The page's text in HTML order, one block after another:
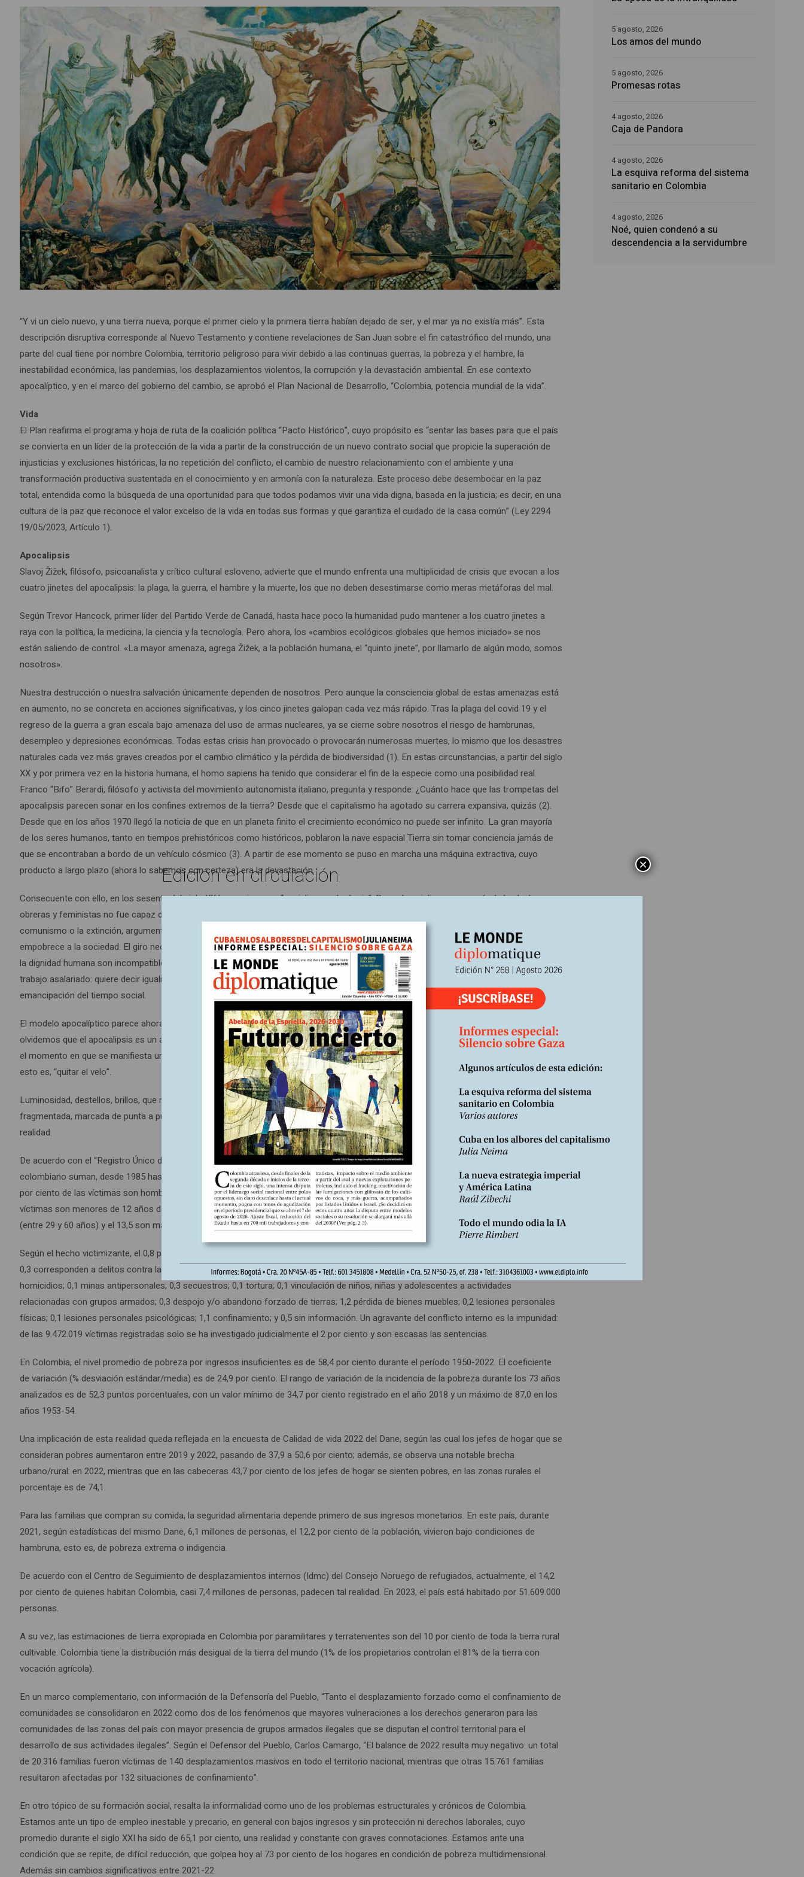
“Y vi un cielo nuevo, y una tierra nueva, porque el primer cielo y la primera tierra habían dejado de ser, y el mar ya no existía más”. Esta
descripción disruptiva corresponde al Nuevo Testamento y contiene revelaciones de San Juan sobre el fin catastrófico del mundo, una
parte del cual tiene por nombre Colombia, territorio peligroso para vivir debido a las continuas guerras, la pobreza y el hambre, la
inestabilidad económica, las pandemias, los desplazamientos violentos, la corrupción y la devastación ambiental. En ese contexto
apocalíptico, y en el marco del gobierno del cambio, se aprobó el Plan Nacional de Desarrollo, “Colombia, potencia mundial de la vida”.
Vida
El Plan reafirma el programa y hoja de ruta de la coalición política “Pacto Histórico”, cuyo propósito es “sentar las bases para que el país
se convierta en un líder de la protección de la vida a partir de la construcción de un nuevo contrato social que propicie la superación de
injusticias y exclusiones históricas, la no repetición del conflicto, el cambio de nuestro relacionamiento con el ambiente y una
transformación productiva sustentada en el conocimiento y en armonía con la naturaleza. Este proceso debe desembocar en la paz
total, entendida como la búsqueda de una oportunidad para que todos podamos vivir una vida digna, basada en la justicia; es decir, en una
cultura de la paz que reconoce el valor excelso de la vida en todas sus formas y que garantiza el cuidado de la casa común” (Ley 2294
19/05/2023, Artículo 1).
Apocalipsis
Slavoj Žižek, filósofo, psicoanalista y crítico cultural esloveno, advierte que el mundo enfrenta una multiplicidad de crisis que evocan a los
cuatro jinetes del apocalipsis: la plaga, la guerra, el hambre y la muerte, los que no deben desestimarse como meras metáforas del mal.
Según Trevor Hancock, primer líder del Partido Verde de Canadá, hasta hace poco la humanidad pudo mantener a los cuatro jinetes a
raya con la política, la medicina, la ciencia y la tecnología. Pero ahora, los «cambios ecológicos globales que hemos iniciado» se nos
están saliendo de control. «La mayor amenaza, agrega Žižek, a la población humana, el “quinto jinete”, por llamarlo de algún modo, somos
nosotros».
Nuestra destrucción o nuestra salvación únicamente dependen de nosotros. Pero aunque la consciencia global de estas amenazas está
en aumento, no se concreta en acciones significativas, y los cinco jinetes galopan cada vez más rápido. Tras la plaga del covid 19 y el
regreso de la guerra a gran escala bajo amenaza del uso de armas nucleares, ya se cierne sobre nosotros el riesgo de hambrunas,
desempleo y depresiones económicas. Todas estas crisis han provocado o provocarán numerosas muertes, lo mismo que los desastres
naturales cada vez más graves creados por el cambio climático y la pérdida de biodiversidad (1). En estas circunstancias, a partir del siglo
XX y por primera vez en la historia humana, el homo sapiens ha tenido que considerar el fin de la especie como una posibilidad real.
Franco “Bifo” Berardi, filósofo y activista del movimiento autonomista italiano, pregunta y responde: ¿Cuánto hace que las trompetas del
apocalipsis parecen sonar en los confines extremos de la tierra? Desde que el capitalismo ha agotado su carrera expansiva, quizás (2).
Desde que en los años 1970 llegó la noticia de que en un planeta finito el crecimiento económico no puede ser infinito. La gran mayoría
de los seres humanos, tanto en tiempos prehistóricos como históricos, poblaron la nave espacial Tierra sin tomar conciencia jamás de
que se encontraban a bordo de un vehículo cósmico (3). A partir de ese momento se puso en marcha una máquina extractiva, cuyo
producto a largo plazo (ahora lo sabemos con certeza) era la devastación.
Consecuente con ello, en los sesenta del siglo XX la consigna era “socialismo o barbarie”. Pero el socialismo que nacía de las luchas
obreras y feministas no fue capaz de consolidarse y la barbarie triunfó. Hoy enfrentamos la misma alternativa, solo que más radical: o el
comunismo o la extinción, argumenta el escritor y filósofo de Bolonia (4). El capitalismo explota y oprime al trabajo; la dinámica financiera
empobrece a la sociedad. El giro neoliberal transformó la vida en mercancía y todo lo tradujo en términos económicos. La democracia y
la dignidad humana son incompatibles con el capitalismo. Comunismo quiere decir erradicar la superstición de la acumulación y del
trabajo asalariado: quiere decir igualitarismo (de oportunidades, autorrealización y bienestar, influencia política y estatus social) y
emancipación del tiempo social.
El modelo apocalíptico parece ahora el más adecuado para describir el paisaje que nos rodea, desde varios puntos de vista. No
olvidemos que el apocalipsis es un acontecimiento que revela la racionalidad oculta del cosmos: el caos. Pero el apocalipsis es también
el momento en que se manifiesta una posibilidad encubierta. La palabra “Apocalipsis” viene del griego Apocçalupsis; significa “revelación”,
esto es, “quitar el velo”.
Luminosidad, destellos, brillos, que nos permiten atisbar que hoy lidiamos con un conflicto que tiene las características de una guerra civil
fragmentada, marcada de punta a punta por los efectos de la globalización financiera. Colombia no escapa a esta cruda y violenta
realidad.
De acuerdo con el “Registro Único de Víctimas RUV, el número de personas afectadas de manera directa por el conflicto armado
colombiano suman, desde 1985 hasta la fecha de corte 31/03/2023, un total de 9.472.019 (18,2% de la población). De este total, el 49,7
por ciento de las víctimas son hombres, el 50,2 mujeres y el 0,1 otras identidades de género. Según el ciclo vital, el 9,9 por ciento de las
víctimas son menores de 12 años de edad, el 11,3 son adolescentes, el 23,2 son jóvenes (entre 18 y 28 de edad), el 42,1 son adultos
(entre 29 y 60 años) y el 13,5 son mayores de 60 años de edad.
Según el hecho victimizante, el 0,8 por ciento son por actos terroristas/atentados/combates/enfrentamientos; el 5,6 por amenazas; el
0,3 corresponden a delitos contra la libertad y la integridad sexual; el 1,8 desaparición forzada; 77,5 desplazamiento forzado; 10,0
homicidios; 0,1 minas antipersonales; 0,3 secuestros; 0,1 tortura; 0,1 vinculación de niños, niñas y adolescentes a actividades
relacionadas con grupos armados; 0,3 despojo y/o abandono forzado de tierras; 1,2 pérdida de bienes muebles; 0,2 lesiones personales
físicas; 0,1 lesiones personales psicológicas; 1,1 confinamiento; y 0,5 sin información. Un agravante del conflicto interno es la impunidad:
de las 9.472.019 víctimas registradas solo se ha investigado judicialmente el 2 por ciento y son escasas las sentencias.
En Colombia, el nivel promedio de pobreza por ingresos insuficientes es de 58,4 por ciento durante el período 1950-2022. El coeficiente
de variación (% desviación estándar/media) es de 24,9 por ciento. El rango de variación de la incidencia de la pobreza durante los 73 años
analizados es de 52,3 puntos porcentuales, con un valor mínimo de 34,7 por ciento registrado en el año 2018 y un máximo de 87,0 en los
años 1953-54.
Una implicación de esta realidad queda reflejada en la encuesta de Calidad de vida 2022 del Dane, según las cual los jefes de hogar que se
consideran pobres aumentaron entre 2019 y 2022, pasando de 37,9 a 50,6 por ciento; además, se observa una notable brecha
urbano/rural: en 2022, mientras que en las cabeceras 43,7 por ciento de los jefes de hogar se sienten pobres, en las zonas rurales el
porcentaje es de 74,1.
Para las familias que compran su comida, la seguridad alimentaria depende primero de sus ingresos monetarios. En este país, durante
2021, según estadísticas del mismo Dane, 6,1 millones de personas, el 12,2 por ciento de la población, vivieron bajo condiciones de
hambruna, esto es, de pobreza extrema o indigencia.
De acuerdo con el Centro de Seguimiento de desplazamientos internos (Idmc) del Consejo Noruego de refugiados, actualmente, el 14,2
por ciento de quienes habitan Colombia, casi 7,4 millones de personas, padecen tal realidad. En 2023, el país está habitado por 51.609.000
personas.
A su vez, las estimaciones de tierra expropiada en Colombia por paramilitares y terratenientes son del 10 por ciento de toda la tierra rural
cultivable. Colombia tiene la distribución más desigual de la tierra del mundo (1% de los propietarios controlan el 81% de la tierra con
vocación agrícola).
En un marco complementario, con información de la Defensoría del Pueblo, “Tanto el desplazamiento forzado como el confinamiento de
comunidades se consolidaron en 2022 como dos de los fenómenos que mayores vulneraciones a los derechos generaron para las
comunidades de las zonas del país con mayor presencia de grupos armados ilegales que se disputan el control territorial para el
desarrollo de sus actividades ilegales”. Según el Defensor del Pueblo, Carlos Camargo, “El balance de 2022 resulta muy negativo: un total
de 20.316 familias fueron víctimas de 140 desplazamientos masivos en todo el territorio nacional, mientras que otras 15.761 familias
resultaron afectadas por 132 situaciones de confinamiento”.
En otro tópico de su formación social, resalta la informalidad como uno de los problemas estructurales y crónicos de Colombia.
Estamos ante un tipo de empleo inestable y precario, en general con bajos ingresos y sin protección ni derechos laborales, cuyo
promedio durante el siglo XXI ha sido de 65,1 por ciento, una realidad y constante con graves connotaciones. Estamos ante una
condición que se repite, de difícil reducción, que golpea hoy al 73 por ciento de los hogares en condición de pobreza multidimensional.
Además sin cambios significativos entre 2021-22.
Los amos del mundo
5 agosto, 2026
Promesas rotas
5 agosto, 2026
Caja de Pandora
4 agosto, 2026
La esquiva reforma del sistema
sanitario en Colombia
4 agosto, 2026
Noé, quien condenó a su
descendencia a la servidumbre
4 agosto, 2026
Edición en circulación ×